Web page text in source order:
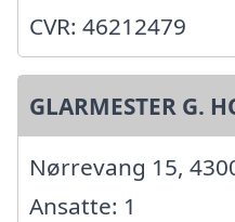
CVR: 46212479
GLARMESTER G.
Nørrevang 15,
Ansatte: 1